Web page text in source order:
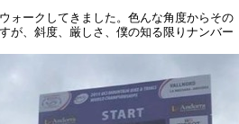
ォークしてきました。色んな角度からその
が、斜度、厳しさ、僕の知る限りナンバー